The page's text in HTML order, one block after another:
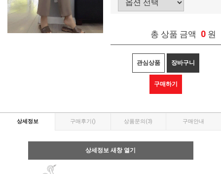
총 상품 금액 0 원
관심상품 장바구니
구매하기
상세정보 구매후기 () 상품문의 (3) 구매안내
상세정보 새창 열기